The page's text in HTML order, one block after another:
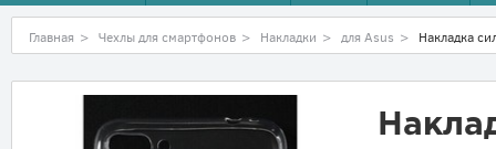
Главная > Чехлы для смартфонов > Накладки > для Asus > Накладка